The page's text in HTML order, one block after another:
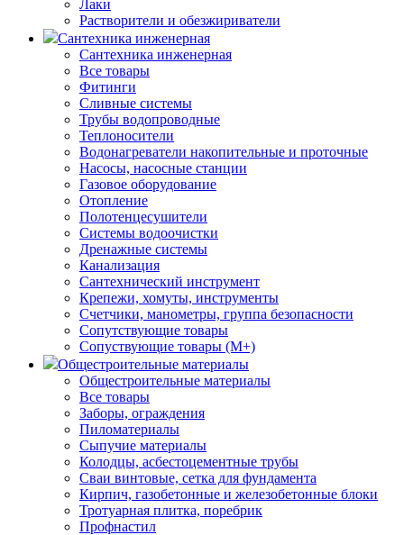
Лаки
Растворители и обезжириватели
Сантехника инженерная
Сантехника инженерная
Все товары
Фитинги
Сливные системы
Трубы водопроводные
Теплоносители
Водонагреватели накопительные и проточные
Насосы, насосные станции
Газовое оборудование
Отопление
Полотенцесушители
Системы водоочистки
Дренажные системы
Канализация
Сантехнический инструмент
Крепежи, хомуты, инструменты
Счетчики, манометры, группа безопасности
Сопутствующие товары
Сопуствующие товары (М+)
Общестроительные материалы
Общестроительные материалы
Все товары
Заборы, ограждения
Пиломатериалы
Сыпучие материалы
Колодцы, асбестоцементные трубы
Сваи винтовые, сетка для фундамента
Кирпич, газобетонные и железобетонные блоки
Тротуарная плитка, поребрик
Профнастил